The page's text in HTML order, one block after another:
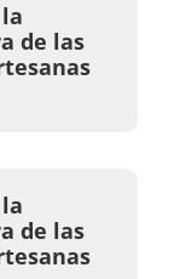
de las
de las